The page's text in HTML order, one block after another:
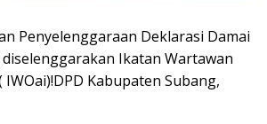
Penyelenggaraan Deklarasi Damai
diselenggarakan Ikatan Wartawan
Kabupaten Subang,